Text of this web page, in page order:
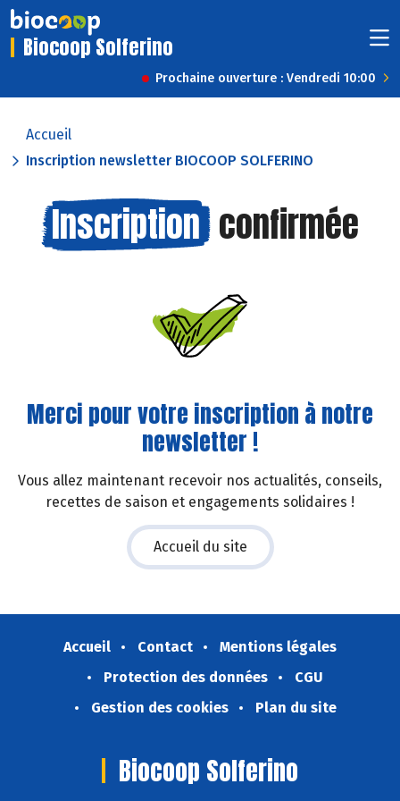
Biocoop Solferino
Prochaine ouverture : Vendredi 10:00
Accueil
Inscription newsletter BIOCOOP SOLFERINO
Inscription confirmée
Merci pour votre inscription à notre
newsletter !
Vous allez maintenant recevoir nos actualités, conseils,
recettes de saison et engagements solidaires !
Accueil du site
Accueil Contact
Mentions légales
Protection des données
CGU
Gestion des cookies
Plan du site
Biocoop Solferino